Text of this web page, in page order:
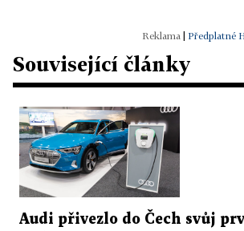
Předplatné
Související články
Audi přivezlo do Čech svůj